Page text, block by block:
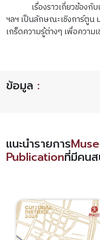
เรื่องราวเกี่ยวข้อง
ฯลฯ เป็นลักษณะเชิงการ์ตูน
เกร็ดความรู้ต่างๆ เพื่อความ
ข้อมูล :
แนะนำรายการ
Publicationที่มีคนส